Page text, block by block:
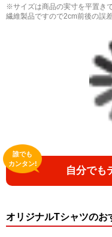
※サイズは商品の実寸を平置き
繊維製品ですので2cm前後の誤
自分でも
誰でも
カンタン!
オリジナルTシャツのお